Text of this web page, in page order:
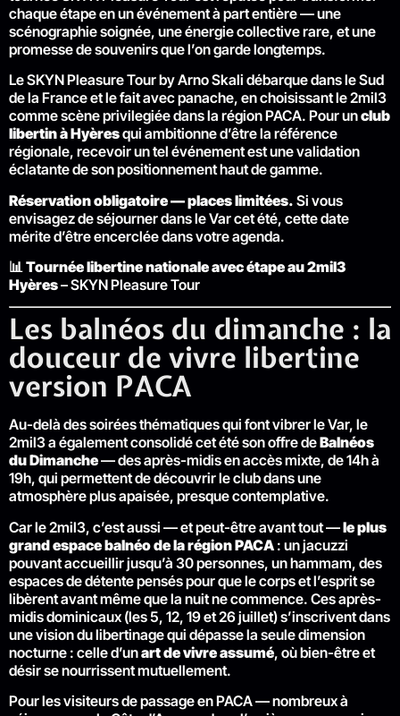
chaque étape en un événement à part entière — une
scénographie soignée, une énergie collective rare, et une
promesse de souvenirs que l’on garde longtemps.
Le SKYN Pleasure Tour by Arno Skali débarque dans le Sud
de la France et le fait avec panache, en choisissant le 2mil3
comme scène privilegiée dans la région PACA. Pour unclub
libertin à Hyèresqui ambitionne d’être la référence
régionale, recevoir un tel événement est une validation
éclatante de son positionnement haut de gamme.
Réservation obligatoire — places limitées. Si vous
envisagez de séjourner dans le Var cet été, cette date
mérite d’être encerclée dans votre agenda.
📊Tournée libertine nationale avec étape au 2mil3
Hyères– SKYN Pleasure Tour
Les balnéos du dimanche : la
douceur de vivre libertine
version PACA
Au-delà des soirées thématiques qui font vibrer le Var, le
2mil3 a également consolidé cet été son offre deBalnéos
du Dimanche— des après-midis en accès mixte, de 14h à
19h, qui permettent de découvrir le club dans une
atmosphère plus apaisée, presque contemplative.
Car le 2mil3, c’est aussi — et peut-être avant tout —le plus
grand espace balnéo de la région PACA : un jacuzzi
pouvant accueillir jusqu’à 30 personnes, un hammam, des
espaces de détente pensés pour que le corps et l’esprit se
libèrent avant même que la nuit ne commence. Ces après-
midis dominicaux (les 5, 12, 19 et 26 juillet) s’inscrivent dans
une vision du libertinage qui dépasse la seule dimension
nocturne : celle d’unart de vivre assumé, où bien-être et
désir se nourrissent mutuellement.
Pour les visiteurs de passage en PACA — nombreux à